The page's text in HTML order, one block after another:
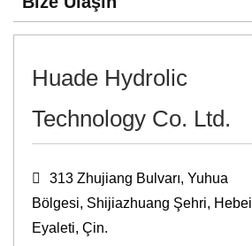
Huade Hydrolic
Technology Co. Ltd.
313 Zhujiang Bulvarı, Yuhua
Bölgesi, Shijiazhuang Şehri, Hebei
Eyaleti, Çin.